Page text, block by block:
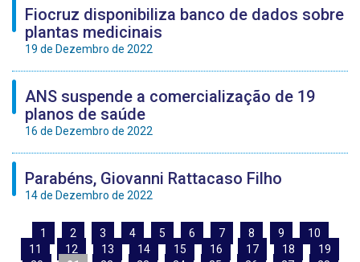
Fiocruz disponibiliza banco de dados sobre
plantas medicinais
19 de Dezembro de 2022
ANS suspende a comercialização de 19
planos de saúde
16 de Dezembro de 2022
Parabéns, Giovanni Rattacaso Filho
14 de Dezembro de 2022
1 2 3 4 5 6 7 8 9
10
11
12 13 14 15 16 17 18
19